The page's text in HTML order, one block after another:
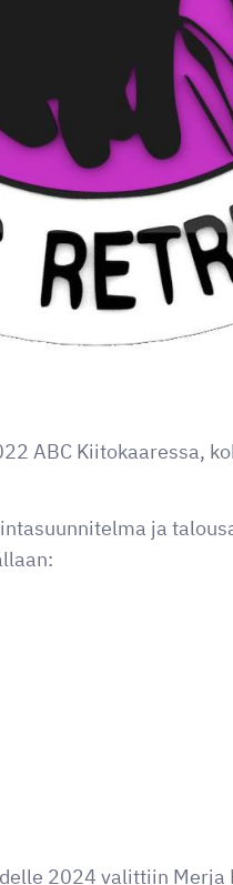
ABC Kiitokaaressa,
ja
2024 valittiin